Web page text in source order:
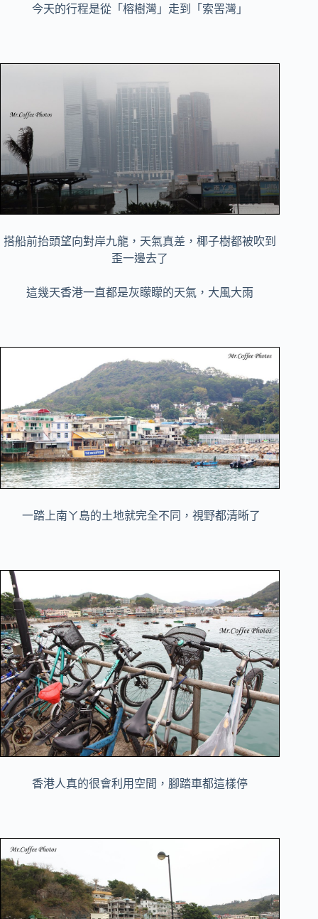
今天的行程是從「榕樹灣」走到「索罟灣」
搭船前抬頭望向對岸九龍，天氣真差，椰子樹都被吹到
歪一邊去了
這幾天香港一直都是灰矇矇的天氣，大風大雨
一踏上南ㄚ島的土地就完全不同，視野都清晰了
香港人真的很會利用空間，腳踏車都這樣停